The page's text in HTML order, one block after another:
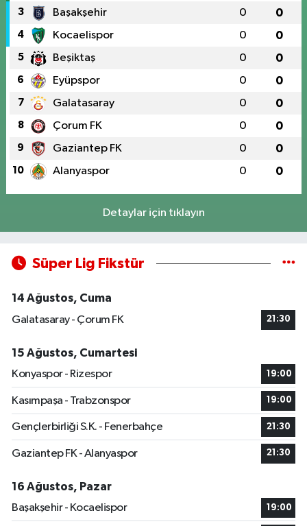
3 Başakşehir 0 0
4 Kocaelispor 0 0
5 Beşiktaş 0 0
6 Eyüpspor 0 0
7 Galatasaray 0 0
8 Çorum FK 0 0
9 Gaziantep FK 0 0
10 Alanyaspor 0 0
Detaylar için tıklayın
Süper Lig Fikstür
14 Ağustos, Cuma
Galatasaray - Çorum FK
21:30
15 Ağustos, Cumartesi
Konyaspor - Rizespor
19:00
Kasımpaşa - Trabzonspor 19:00
Gençlerbirliği S.K. - Fenerbahçe 21:30
Gaziantep FK - Alanyaspor 21:30
16 Ağustos, Pazar
Başakşehir - Kocaelispor
19:00